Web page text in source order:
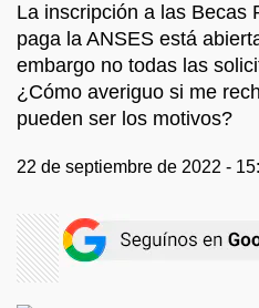
La inscripción a las Becas
paga la ANSES está
embargo no todas las
¿Cómo averiguo si me
pueden ser los motivos?
22 de septiembre de 2022 -